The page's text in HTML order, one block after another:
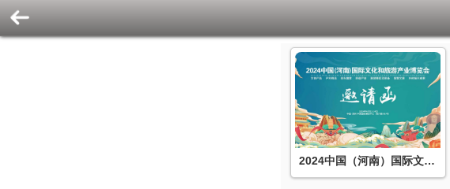
2024中国（河南）国际文化和旅游产业博览会